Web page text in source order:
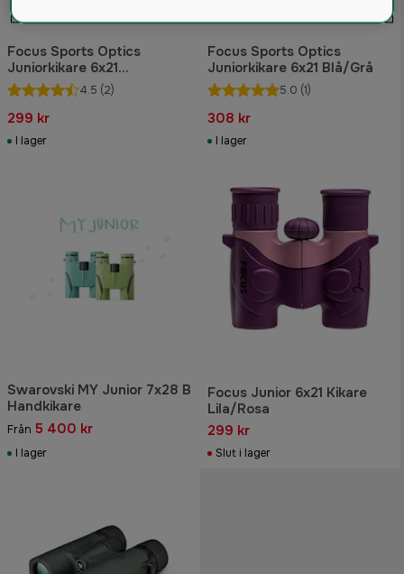
Focus Sports Optics
Juniorkikare 6x21
Grön/Orange
4.5 (2)
299 kr
I lager
Focus Sports Optics
Juniorkikare 6x21 Blå/Grå
5.0 (1)
308 kr
I lager
Swarovski MY Junior 7x28 B
Handkikare
Från 5 400 kr
I lager
Focus Junior 6x21 Kikare
Lila/Rosa
299 kr
Slut i lager